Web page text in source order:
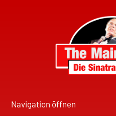
Navigation öffnen